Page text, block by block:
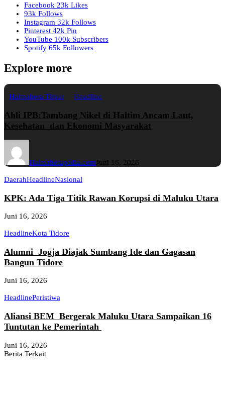
Facebook 23k Likes
93k Follows
Instagram 32k Follows
Pinterest 42k Pin
YouTube 100k Subscribers
Spotify 65k Followers
Explore more
Halmahera Timur Headline
Ahli IPB:Tambang Nikel di Haltim Ancam Laut,
Kesehatan dan Ekonomi Masyarakat
Halmaherapedia.comJuni 16, 2026
DaerahHeadlineNasional
KPK: Ada Tiga Titik Rawan Korupsi di Maluku Utara
Juni 16, 2026
HeadlineKota Tidore
Alumni Jogja Diajak Sumbang Ide dan Gagasan
Bangun Tidore
Juni 16, 2026
HeadlinePeristiwa
Aliansi BEM Bergerak Maluku Utara Sampaikan 16
Tuntutan ke Pemerintah
Juni 16, 2026
Berita Terkait